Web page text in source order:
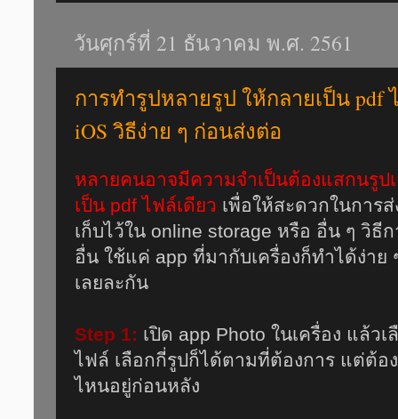
วันศุกร์ที่ 21 ธันวาคม พ.ศ. 2561
การทำรูปหลายรูป ให้กลายเป็น pdf
iOS วิธีง่าย ๆ ก่อนส่งต่อ
หลายคนอาจมีความจำเป็นต้องแสกนรูป
เป็น pdf ไฟล์เดียว เพื่อให้สะดวกในการ
เก็บไว้ใน online storage หรือ อื่น ๆ วิธี
อื่น ใช้แค่ app ที่มากับเครื่องก็ทำได้ง่าย
เลยละกัน
Step 1: เปิด app Photo ในเครื่อง แล้ว
ไฟล์ เลือกกี่รูปก็ได้ตามที่ต้องการ แต่ต้อ
ไหนอยู่ก่อนหลัง